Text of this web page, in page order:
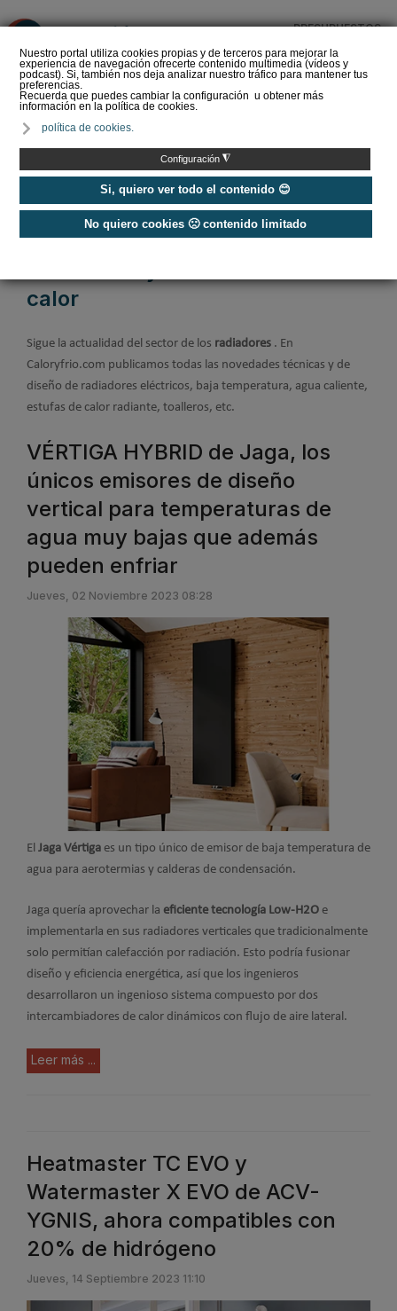
Nuestro portal utiliza cookies propias y de terceros para mejorar la
experiencia de navegación ofrecerte contenido multimedia (vídeos y
podcast). Si, también nos deja analizar nuestro tráfico para mantener tus
preferencias.
Recuerda que puedes cambiar la configuración u obtener más
información en la política de cookies.
política de cookies.
Configuración ◮
Si, quiero ver todo el contenido 😊
No quiero cookies 🙁 contenido limitado
PRESUPUESTOS
calefacción
Calefacción / Radiadores y acumuladores de calor
calor
Sigue la actualidad del sector de los radiadores . En
Caloryfrio.com publicamos todas las novedades técnicas y de
diseño de radiadores eléctricos, baja temperatura, agua caliente,
estufas de calor radiante, toalleros, etc.
VÉRTIGA HYBRID de Jaga, los
únicos emisores de diseño
vertical para temperaturas de
agua muy bajas que además
pueden enfriar
Jueves, 02 Noviembre 2023 08:28
El Jaga Vértiga es un tipo único de emisor de baja temperatura de
agua para aerotermias y calderas de condensación.
Jaga quería aprovechar la eficiente tecnología Low-H2O e
implementarla en sus radiadores verticales que tradicionalmente
solo permitían calefacción por radiación. Esto podría fusionar
diseño y eficiencia energética, así que los ingenieros
desarrollaron un ingenioso sistema compuesto por dos
intercambiadores de calor dinámicos con flujo de aire lateral.
Leer más ...
Heatmaster TC EVO y
Watermaster X EVO de ACV-
YGNIS, ahora compatibles con
20% de hidrógeno
Jueves, 14 Septiembre 2023 11:10